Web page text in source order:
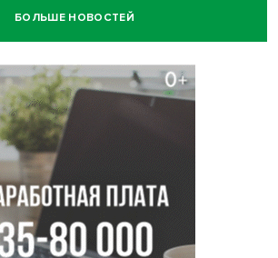
БОЛЬШЕ НОВОСТЕЙ